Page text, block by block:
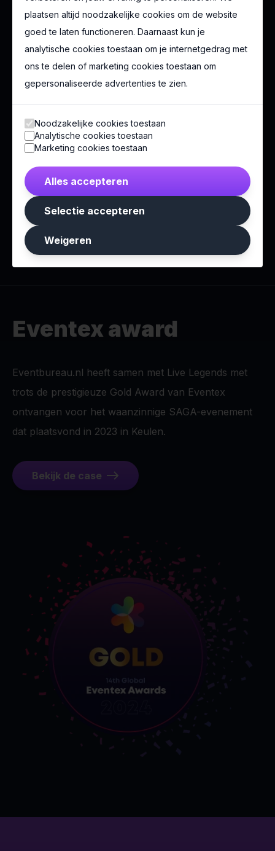
klachten over de catering? Ga dan op zoek naar een
nieuwe leverancier.
Belangrijk is ook om in dit proces bepaalde taken te
in is. Wil jij weten welke taken Eventbureau jou
bijvoorbeeld als geen ander uit handen kan nemen?
Neem dan vrijblijvend contact op via 036 303 54 00
of mail naar info@eventbureau.nl.
Terug naar blog
Eventex award
Eventbureau.nl heeft samen met Live Legends met
trots de prestigieuze Gold Award van Eventex
ontvangen voor het waanzinnige SAGA-evenement
dat plaatsvond in 2023 in Keulen.
Bekijk de case
plaatsen altijd noodzakelijke cookies om de website
goed te laten functioneren. Daarnaast kun je
analytische cookies toestaan om je internetgedrag met
ons te delen of marketing cookies toestaan om
gepersonaliseerde advertenties te zien.
Noodzakelijke cookies toestaan
Analytische cookies toestaan
Marketing cookies toestaan
Alles accepteren
Selectie accepteren
Weigeren